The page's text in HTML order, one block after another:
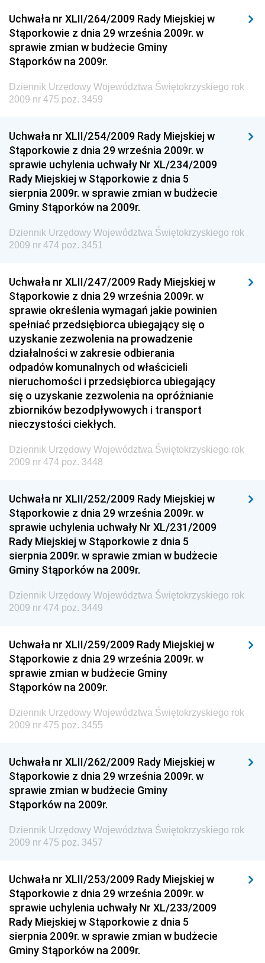
Dziennik Urzędowy Ministerstwa Przemysłu
Chemicznego i Lekkiego
Dziennik Urzędowy Ministerstwa Rolnictwa i
Gospodarki Żywnościowej
Dziennik Urzędowy Ministra Rodziny, Pracy i Polityki
Społecznej
Dziennik Urzędowy Ministra Rozwoju
Dziennik Urzędowy Ministra Infrastruktury i
Budownictwa
Dziennik Urzędowy Ministra Gospodarki Morskiej i
Żeglugi Śródlądowej
Dziennik Urzędowy Ministra Energii
Dziennik Urzędowy Ministra Finansów
Dziennik Urzędowy Ministra Rozwoju i Finansów
Dziennik Urzędowy Wyższego Urzędu Górniczego
Dziennik Urzędowy Prezesa Urzędu Transportu
Kolejowego
Dziennik Urzędowy Ministra Przedsiębiorczości i
Technologii
Dziennik Urzędowy Ministra Inwestycji i Rozwoju
Dziennik Urzędowy Naczelnego Dyrektora Archiwów
Państwowych
Dziennik Urzędowy Ministra Finansów, Inwestycji i
Rozwoju
Dziennik Urzędowy Ministra Sportu
Dziennik Urzędowy Ministra Funduszy i Polityki
Regionalnej
Dziennik Urzędowy Ministra Aktywów Państwowych
Dziennik Urzędowy Ministra Zdrowia
Dziennik Urzędowy Ministra Środowiska i Głównego
Inspektora Ochrony Środowiska
Dziennik Urzędowy Ministerstwa Kultury, Dziedzictwa
Narodowego i Sportu
Dziennik Urzędowy Ministra Finansów, Funduszy i
Dziennik Urzędowy Ministra Rozwoju, Pracy i
Dziennik Urzędowy Ministra Kultury, Dziedzictwa
Narodowego i Sportu
Dziennik Urzędowy Ministra Rodziny i Polityki
Społecznej
Dziennik Urzędowy Komendy Głównej Straży
Granicznej
Drogowego
Dziennik Urzędowy Narodowego Banku Polskiego
Dziennik Urzędowy Komendy Głównej Policji
Dziennik Urzędowy Ministra Pracy i Polityki
Społecznej
Uchwała nr XLII/264/2009 Rady Miejskiej w
Stąporkowie z dnia 29 września 2009r. w
sprawie zmian w budżecie Gminy
Stąporków na 2009r.
Dziennik Urzędowy Województwa Świętokrzyskiego rok
2009 nr 475 poz. 3459
Uchwała nr XLII/254/2009 Rady Miejskiej w
Stąporkowie z dnia 29 września 2009r. w
sprawie uchylenia uchwały Nr XL/234/2009
Rady Miejskiej w Stąporkowie z dnia 5
sierpnia 2009r. w sprawie zmian w budżecie
Gminy Stąporków na 2009r.
Dziennik Urzędowy Województwa Świętokrzyskiego rok
2009 nr 474 poz. 3451
Uchwała nr XLII/247/2009 Rady Miejskiej w
Stąporkowie z dnia 29 września 2009r. w
sprawie określenia wymagań jakie powinien
spełniać przedsiębiorca ubiegający się o
uzyskanie zezwolenia na prowadzenie
działalności w zakresie odbierania
odpadów komunalnych od właścicieli
nieruchomości i przedsiębiorca ubiegający
się o uzyskanie zezwolenia na opróżnianie
zbiorników bezodpływowych i transport
nieczystości ciekłych.
Dziennik Urzędowy Województwa Świętokrzyskiego rok
2009 nr 474 poz. 3448
Uchwała nr XLII/252/2009 Rady Miejskiej w
Stąporkowie z dnia 29 września 2009r. w
sprawie uchylenia uchwały Nr XL/231/2009
Rady Miejskiej w Stąporkowie z dnia 5
sierpnia 2009r. w sprawie zmian w budżecie
Gminy Stąporków na 2009r.
Dziennik Urzędowy Województwa Świętokrzyskiego rok
2009 nr 474 poz. 3449
Uchwała nr XLII/259/2009 Rady Miejskiej w
Stąporkowie z dnia 29 września 2009r. w
sprawie zmian w budżecie Gminy
Stąporków na 2009r.
Dziennik Urzędowy Województwa Świętokrzyskiego rok
2009 nr 475 poz. 3455
Uchwała nr XLII/262/2009 Rady Miejskiej w
Stąporkowie z dnia 29 września 2009r. w
sprawie zmian w budżecie Gminy
Stąporków na 2009r.
Dziennik Urzędowy Województwa Świętokrzyskiego rok
2009 nr 475 poz. 3457
Uchwała nr XLII/253/2009 Rady Miejskiej w
Stąporkowie z dnia 29 września 2009r. w
sprawie uchylenia uchwały Nr XL/233/2009
Rady Miejskiej w Stąporkowie z dnia 5
sierpnia 2009r. w sprawie zmian w budżecie
Gminy Stąporków na 2009r.